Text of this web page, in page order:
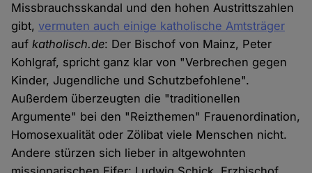
Missbrauchsskandal und den hohen Austrittszahlen
gibt,vermuten auch einige katholische Amtsträger
aufkatholisch.de: Der Bischof von Mainz, Peter
Kohlgraf, spricht ganz klar von "Verbrechen gegen
Kinder, Jugendliche und Schutzbefohlene".
Außerdem überzeugten die "traditionellen
Argumente" bei den "Reizthemen" Frauenordination,
Homosexualität oder Zölibat viele Menschen nicht.
Andere stürzen sich lieber in altgewohnten